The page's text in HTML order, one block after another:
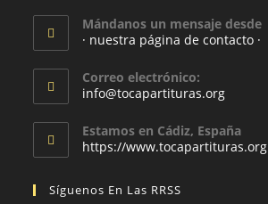
Mándanos un mensaje desde
· nuestra página de contacto ·
Correo electrónico:
info@tocapartituras.org
Estamos en Cádiz, España
https://www.tocapartituras.org
Síguenos En Las RRSS